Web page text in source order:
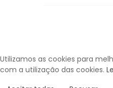
Utilizamos as cookies para
com a utilização das cookies.